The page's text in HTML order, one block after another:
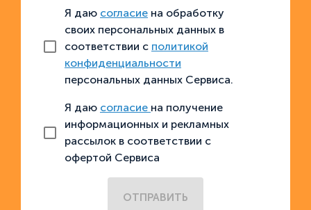
Я даю согласие на обработку
своих персональных данных в
соответствии с политикой
конфиденциальности
персональных данных Сервиса.
Я даю согласие на получение
информационных и рекламных
рассылок в соответствии с
офертой Сервиса
ОТПРАВИТЬ